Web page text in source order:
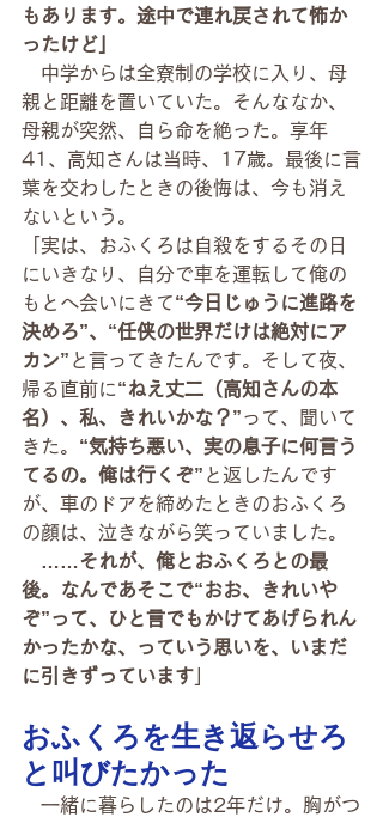
もあります。途中で連れ戻されて怖か
ったけど」
中学からは全寮制の学校に入り、母
親と距離を置いていた。そんななか、
母親が突然、自ら命を絶った。享年
41、高知さんは当時、17歳。最後に言
葉を交わしたときの後悔は、今も消え
ないという。
「実は、おふくろは自殺をするその日
にいきなり、自分で車を運転して俺の
もとへ会いにきて“今日じゅうに進路を
決めろ”、“任侠の世界だけは絶対にア
カン” と言ってきたんです。そして夜、
帰る直前に“ねえ丈二（高知さんの本
名）、私、きれいかな？”って、聞いて
きた。 “気持ち悪い、実の息子に何言う
てるの。俺は行くぞ” と返したんです
が、車のドアを締めたときのおふくろ
の顔は、泣きながら笑っていました。
……それが、俺とおふくろとの最
後。なんであそこで“おお、きれいや
ぞ”って、ひと言でもかけてあげられん
かったかな、っていう思いを、いまだ
に引きずっています
おふくろを生き返らせろ
と叫びたかった
一緒に暮らしたのは2年だけ。胸がつ